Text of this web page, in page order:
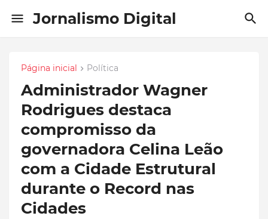
Jornalismo Digital
Página inicial Política
Administrador Wagner
Rodrigues destaca
compromisso da
governadora Celina Leão
com a Cidade Estrutural
durante o Record nas
Cidades